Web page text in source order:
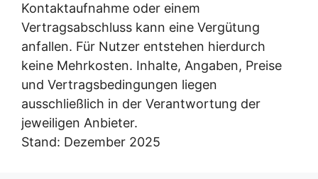
Kontaktaufnahme oder einem
Vertragsabschluss kann eine Vergütung
anfallen. Für Nutzer entstehen hierdurch
keine Mehrkosten. Inhalte, Angaben, Preise
und Vertragsbedingungen liegen
ausschließlich in der Verantwortung der
jeweiligen Anbieter.
Stand: Dezember 2025